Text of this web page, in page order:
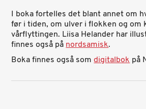
I boka fortelles det blant annet om
før i tiden, om ulver i flokken og om
vårflyttingen. Liisa Helander har
finnes også pånordsamisk.
Boka finnes også somdigitalbokpå